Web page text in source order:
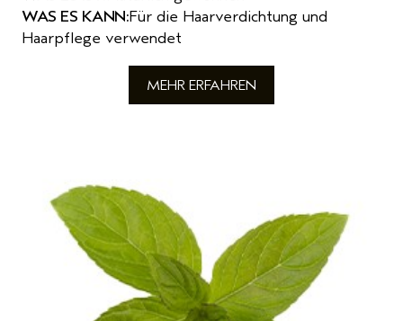
WAS ES KANN:Für die Haarverdichtung und
Haarpflege verwendet
MEHR ERFAHREN